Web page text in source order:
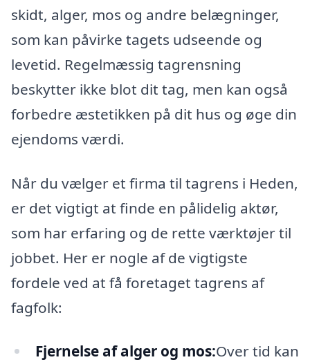
skidt, alger, mos og andre belægninger,
som kan påvirke tagets udseende og
levetid. Regelmæssig tagrensning
beskytter ikke blot dit tag, men kan også
forbedre æstetikken på dit hus og øge din
ejendoms værdi.
Når du vælger et firma til tagrens i Heden,
er det vigtigt at finde en pålidelig aktør,
som har erfaring og de rette værktøjer til
jobbet. Her er nogle af de vigtigste
fordele ved at få foretaget tagrens af
fagfolk:
Fjernelse af alger og mos:Over tid kan